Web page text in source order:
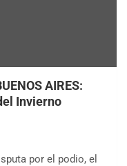
AIRES:
Invierno
por el podio, el